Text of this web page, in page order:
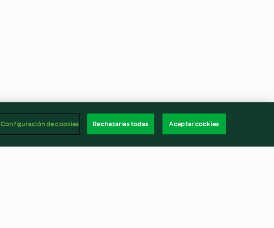
Configuración de cookies Rechazarlas todas Aceptar cookies